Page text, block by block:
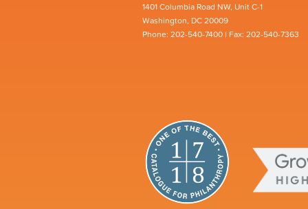
1401 Columbia Road NW, Unit C-1
Washington, DC 20009
Phone: 202-540-7400 | Fax: 202-540-7363